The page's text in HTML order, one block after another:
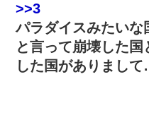
>>3
パラダイスみたいな
と言って崩壊した
した国がありまし